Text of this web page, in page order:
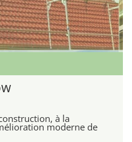
à la
moderne de